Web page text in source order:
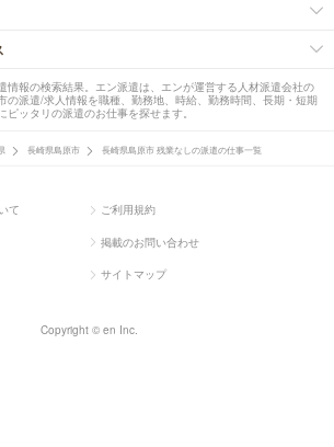
情報の検索結果。エン派遣は、エンが運営する人材派遣会社の
の派遣/求人情報を職種、勤務地、時給、勤務時間、長期・短期
ッタリの派遣のお仕事を探せます。
長崎県島原市 長崎県島原市 残業なしの派遣の仕事一覧
て ご利用規約
掲載のお問い合わせ
サイトマップ
Copyright © en Inc.